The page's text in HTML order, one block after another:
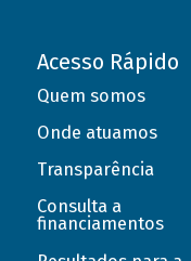
Acesso Rápido
Quem somos
Onde atuamos
Transparência
Consulta a
financiamentos